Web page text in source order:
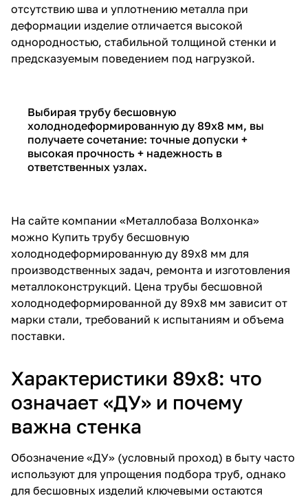
отсутствию шва и уплотнению металла при
деформации изделие отличается высокой
однородностью, стабильной толщиной стенки и
предсказуемым поведением под нагрузкой.
Выбирая трубу бесшовную
холоднодеформированную ду 89х8 мм, вы
получаете сочетание: точные допуски +
высокая прочность + надежность в
ответственных узлах.
На сайте компании «Металлобаза Волхонка»
можно Купить трубу бесшовную
холоднодеформированную ду 89х8 мм для
производственных задач, ремонта и изготовления
металлоконструкций. Цена трубы бесшовной
холоднодеформированной ду 89х8 мм зависит от
марки стали, требований к испытаниям и объема
поставки.
Характеристики 89х8: что
означает «ДУ» и почему
важна стенка
Обозначение «ДУ» (условный проход) в быту часто
используют для упрощения подбора труб, однако
для бесшовных изделий ключевыми остаются